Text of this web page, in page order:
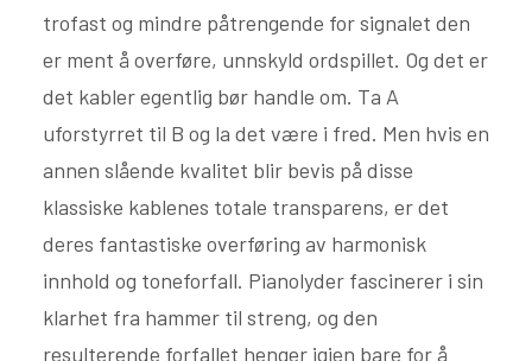
trofast og mindre påtrengende for signalet den
er ment å overføre, unnskyld ordspillet. Og det er
det kabler egentlig bør handle om. Ta A
uforstyrret til B og la det være i fred. Men hvis en
annen slående kvalitet blir bevis på disse
klassiske kablenes totale transparens, er det
deres fantastiske overføring av harmonisk
innhold og toneforfall. Pianolyder fascinerer i sin
klarhet fra hammer til streng, og den
resulterende forfallet henger igjen bare for å